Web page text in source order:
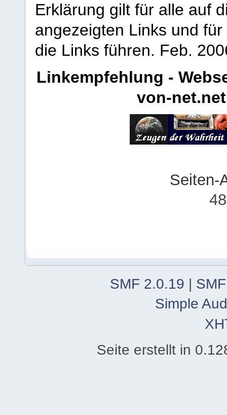
Erklärung gilt für alle auf
angezeigten Links und
die Links führen. Feb.
Linkempfehlung -
von-net.net
Seiten-
SMF 2.0.19 |
Simple
Seite erstellt in